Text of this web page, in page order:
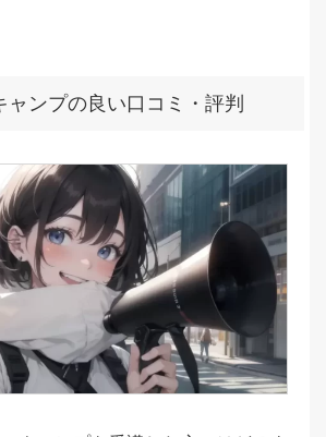
ャンプの良い口コミ・評判